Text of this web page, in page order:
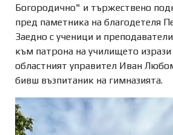
Богородично" и тържествено
пред паметника на благодетеля
Заедно с ученици и
към патрона на училището
областният управител Иван
бивш възпитаник на гимназията.